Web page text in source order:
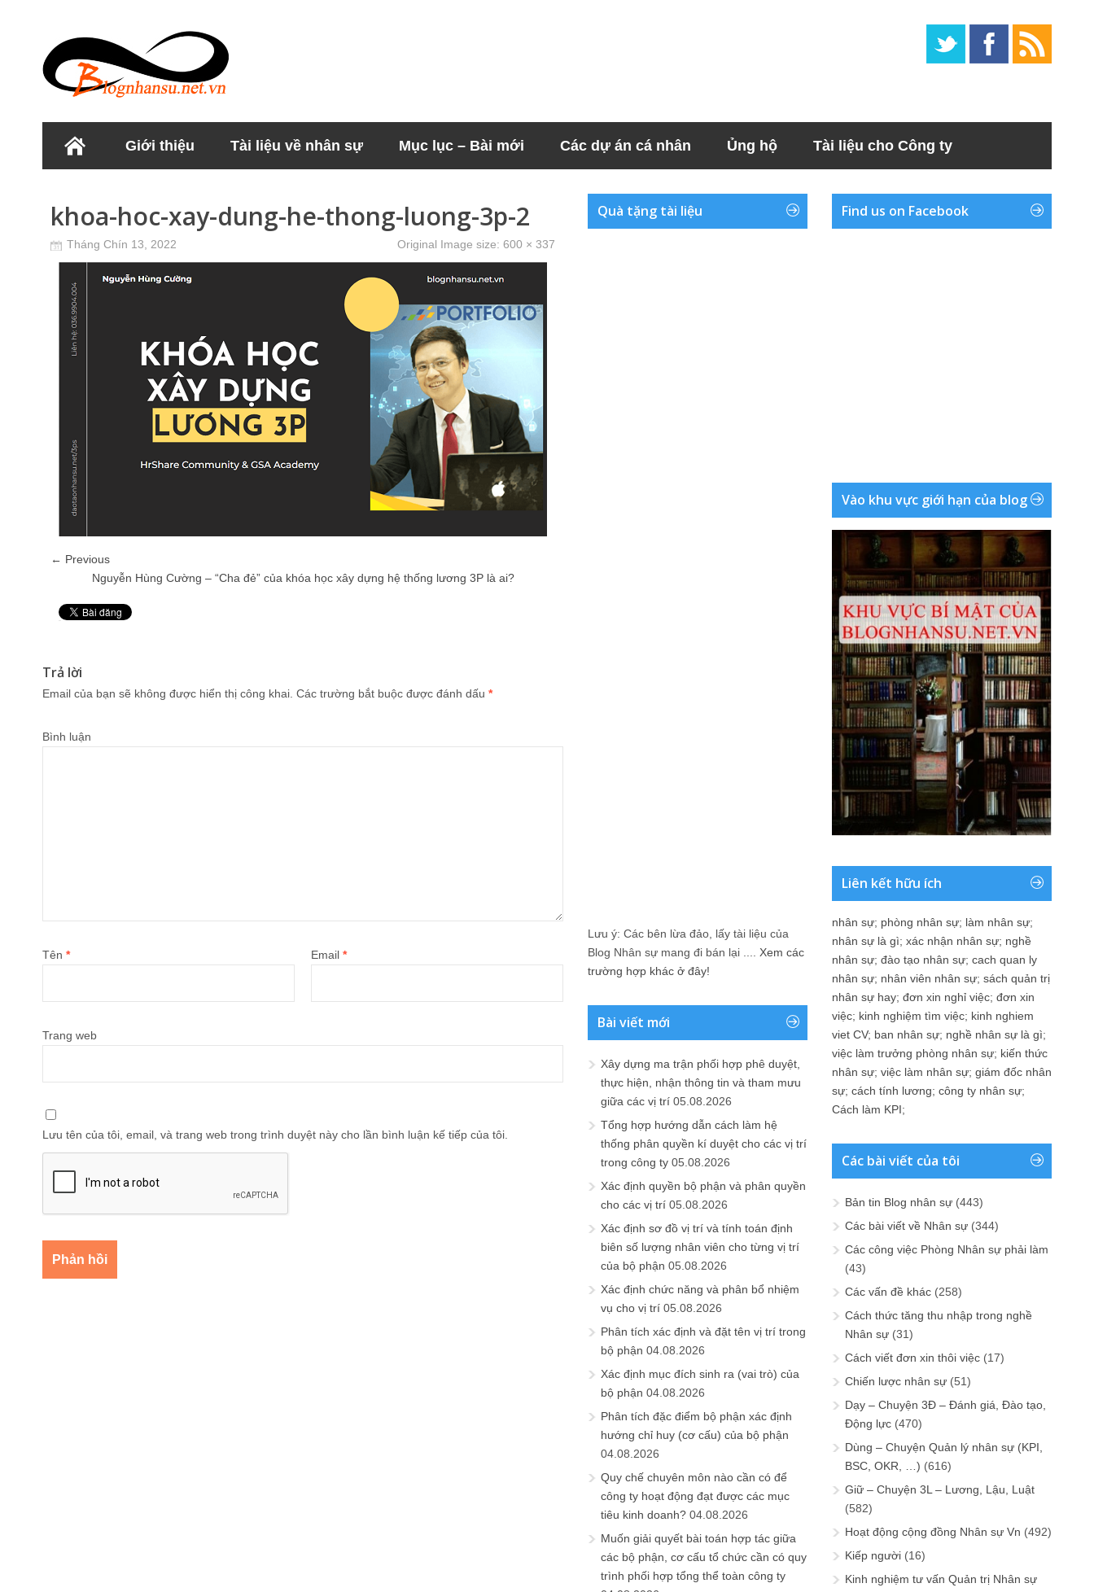
Giới thiệu Tài liệu về nhân sự Mục lục – Bài mới Các dự án cá nhân Ủng hộ Tài liệu cho Công ty
khoa-hoc-xay-dung-he-thong-luong-3p-2
Tháng Chín 13, 2022 Original Image size: 600 × 337
← Previous
Nguyễn Hùng Cường – “Cha đẻ” của khóa học xây dựng hệ thống lương 3P là ai?
Trả lời
Email của bạn sẽ không được hiển thị công khai. Các trường bắt buộc được đánh dấu *
Bình luận
Tên * Email *
Trang web
Lưu tên của tôi, email, và trang web trong trình duyệt này cho lần bình luận kế tiếp của tôi.
Quà tặng tài liệu
Lưu ý: Các bên lừa đảo, lấy tài liệu của
Blog Nhân sự mang đi bán lại .... Xem các
trường hợp khác ở đây!
Bài viết mới
Xây dựng ma trận phối hợp phê duyệt,
thực hiện, nhận thông tin và tham mưu
giữa các vị trí 05.08.2026
Tổng hợp hướng dẫn cách làm hệ
thống phân quyền kí duyệt cho các vị trí
trong công ty 05.08.2026
Xác định quyền bộ phận và phân quyền
cho các vị trí 05.08.2026
Xác định sơ đồ vị trí và tính toán định
biên số lượng nhân viên cho từng vị trí
của bộ phận 05.08.2026
Xác định chức năng và phân bổ nhiệm
vụ cho vị trí 05.08.2026
Phân tích xác định và đặt tên vị trí trong
bộ phận 04.08.2026
Xác định mục đích sinh ra (vai trò) của
bộ phận 04.08.2026
Phân tích đặc điểm bộ phận xác định
hướng chỉ huy (cơ cấu) của bộ phận
04.08.2026
Quy chế chuyên môn nào cần có để
công ty hoạt động đạt được các mục
tiêu kinh doanh? 04.08.2026
Muốn giải quyết bài toán hợp tác giữa
các bộ phận, cơ cấu tổ chức cần có quy
trình phối hợp tổng thể toàn công ty
Find us on Facebook
Vào khu vực giới hạn của blog
Liên kết hữu ích
nhân sự; phòng nhân sự; làm nhân sự;
nhân sự là gì; xác nhận nhân sự; nghề
nhân sự; đào tạo nhân sự; cach quan ly
nhân sự; nhân viên nhân sự; sách quản trị
nhân sự hay; đơn xin nghỉ việc; đơn xin
việc; kinh nghiệm tìm việc; kinh nghiem
viet CV; ban nhân sự; nghề nhân sự là gì;
việc làm trưởng phòng nhân sự; kiến thức
nhân sự; việc làm nhân sự; giám đốc nhân
sự; cách tính lương; công ty nhân sự;
Cách làm KPI;
Các bài viết của tôi
Bản tin Blog nhân sự (443)
Các bài viết về Nhân sự (344)
Các công việc Phòng Nhân sự phải làm
(43)
Các vấn đề khác (258)
Cách thức tăng thu nhập trong nghề
Nhân sự (31)
Cách viết đơn xin thôi việc (17)
Chiến lược nhân sự (51)
Dạy – Chuyện 3Đ – Đánh giá, Đào tạo,
Động lực (470)
Dùng – Chuyện Quản lý nhân sự (KPI,
BSC, OKR, …) (616)
Giữ – Chuyện 3L – Lương, Lậu, Luật
(582)
Hoạt động cộng đồng Nhân sự Vn (492)
Kiếp người (16)
Kinh nghiệm tư vấn Quản trị Nhân sự